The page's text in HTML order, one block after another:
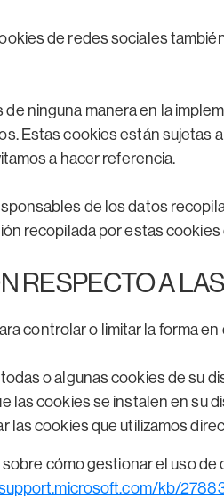
de redes sociales
de ninguna manera en la
Estas cookies están sujetas
a hacer referencia.
de los datos
recopilada por estas
RESPECTO A
controlar o limitar la forma
o algunas cookies de su
las cookies se instalen en su
las cookies que utilizamos
cómo gestionar el uso
kb/